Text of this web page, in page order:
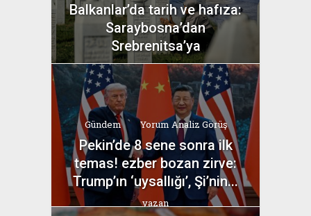
Balkanlar’da tarih ve hafıza:
Saraybosna’dan
Srebrenitsa’ya
yazan
Bahri Ak
Gündem Yorum Analiz Görüş
Pekin’de 8 sene sonra ilk
temas! ezber bozan zirve:
Trump’ın ‘uysallığı’, Şi’nin...
yazan